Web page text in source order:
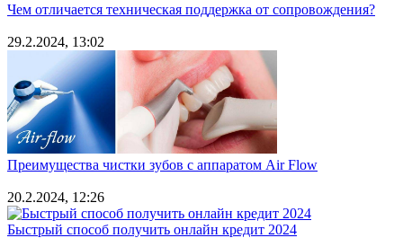
Чем отличается техническая поддержка от сопровождения?
29.2.2024, 13:02
Преимущества чистки зубов с аппаратом Air Flow
20.2.2024, 12:26
Быстрый способ получить онлайн кредит 2024